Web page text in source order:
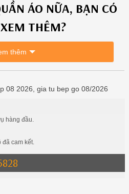
ÁO NỮA, BẠN CÓ
THÊM?
thêm
08 2026, gia tu bep go 08/2026
hàng đầu.
đã cam kết.